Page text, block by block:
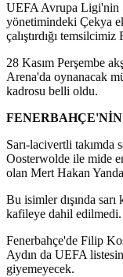
UEFA Avrupa Ligi'nin
yönetimindeki Çekya
çalıştırdığı
28 Kasım Perşembe
Arena'da oynanacak
kadrosu belli oldu.
Sarı-lacivertli takımda
Oosterwolde ile mide
olan Mert Hakan
Bu isimler dışında
kafileye dahil edilmedi.
Fenerbahçe'de Filip
Aydın da UEFA
giyemeyecek.